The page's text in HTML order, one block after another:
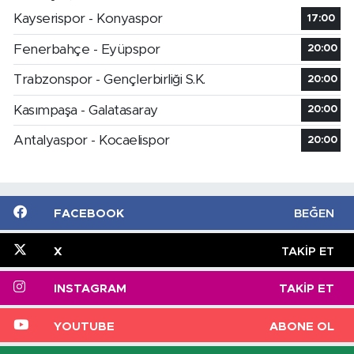
Kayserispor - Konyaspor
17:00
Fenerbahçe - Eyüpspor 20:00
Trabzonspor - Gençlerbirliği S.K. 20:00
Kasımpaşa - Galatasaray 20:00
Antalyaspor - Kocaelispor 20:00
FACEBOOK BEĞEN
X TAKIP ET
INSTAGRAM TAKIP ET
YOUTUBE ABONE OL